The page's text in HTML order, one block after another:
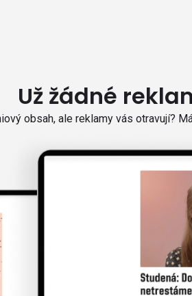
Už žádné
obsah, ale reklamy vás otravují?